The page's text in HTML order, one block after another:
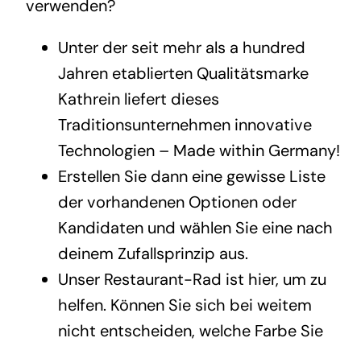
verwenden?
Unter der seit mehr als a hundred
Jahren etablierten Qualitätsmarke
Kathrein liefert dieses
Traditionsunternehmen innovative
Technologien – Made within Germany!
Erstellen Sie dann eine gewisse Liste
der vorhandenen Optionen oder
Kandidaten und wählen Sie eine nach
deinem Zufallsprinzip aus.
Unser Restaurant-Rad ist hier, um zu
helfen. Können Sie sich bei weitem
nicht entscheiden, welche Farbe Sie